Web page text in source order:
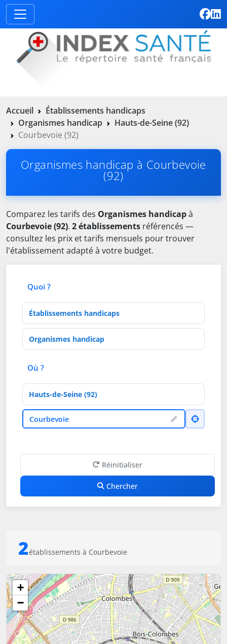
Accueil
Établissements handicaps
Organismes handicap
Hauts-de-Seine (92)
Courbevoie (92)
Organismes handicap à Courbevoie
(92)
Comparez les tarifs des Organismes handicapà
Courbevoie (92). 2 établissements référencés —
consultez les prix et tarifs mensuels pour trouver
l'établissement adapté à votre budget.
Quoi ?
Type d'établissement
Activités de soins
Où ?
Département
VilleCourbevoie
Réinitialiser
Chercher
2établissements à Courbevoie
+
−